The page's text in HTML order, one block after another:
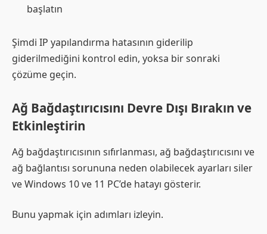
başlatın
Şimdi IP yapılandırma hatasının giderilip
giderilmediğini kontrol edin, yoksa bir sonraki
çözüme geçin.
Ağ Bağdaştırıcısını Devre Dışı Bırakın ve
Etkinleştirin
Ağ bağdaştırıcısının sıfırlanması, ağ bağdaştırıcısını ve
ağ bağlantısı sorununa neden olabilecek ayarları siler
ve Windows 10 ve 11 PC’de hatayı gösterir.
Bunu yapmak için adımları izleyin.